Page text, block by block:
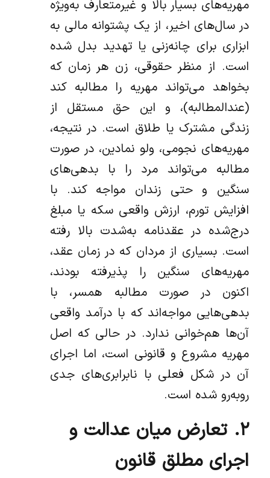
مهریه‌های بسیار بالا و غیرمتعارف به‌ویژه
در سال‌های اخیر، از یک پشتوانه مالی به
ابزاری برای چانه‌زنی یا تهدید بدل شده
است. از منظر حقوقی، زن هر زمان که
بخواهد می‌تواند مهریه را مطالبه کند
(عندالمطالبه)، و این حق مستقل از
زندگی مشترک یا طلاق است. در نتیجه،
مهریه‌های نجومی، ولو نمادین، در صورت
مطالبه می‌تواند مرد را با بدهی‌های
سنگین و حتی زندان مواجه کند. با
افزایش تورم، ارزش واقعی سکه یا مبلغ
درج‌شده در عقدنامه به‌شدت بالا رفته
است. بسیاری از مردان که در زمان عقد،
مهریه‌های سنگین را پذیرفته بودند،
اکنون در صورت مطالبه همسر، با
بدهی‌هایی مواجه‌اند که با درآمد واقعی
آن‌ها هم‌خوانی ندارد. در حالی که اصل
مهریه مشروع و قانونی است، اما اجرای
آن در شکل فعلی با نابرابری‌های جدی
روبه‌رو شده است.
۲. تعارض میان عدالت و
اجرای مطلق قانون